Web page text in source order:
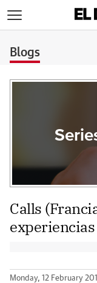
Blogs
Calls
Monday, 12 February